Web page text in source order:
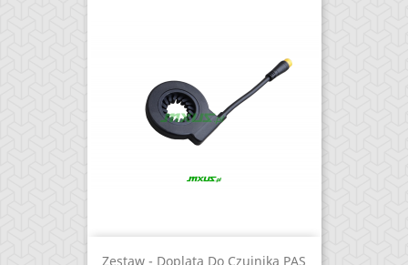
Zestaw - Doplata Do Czujnika PAS